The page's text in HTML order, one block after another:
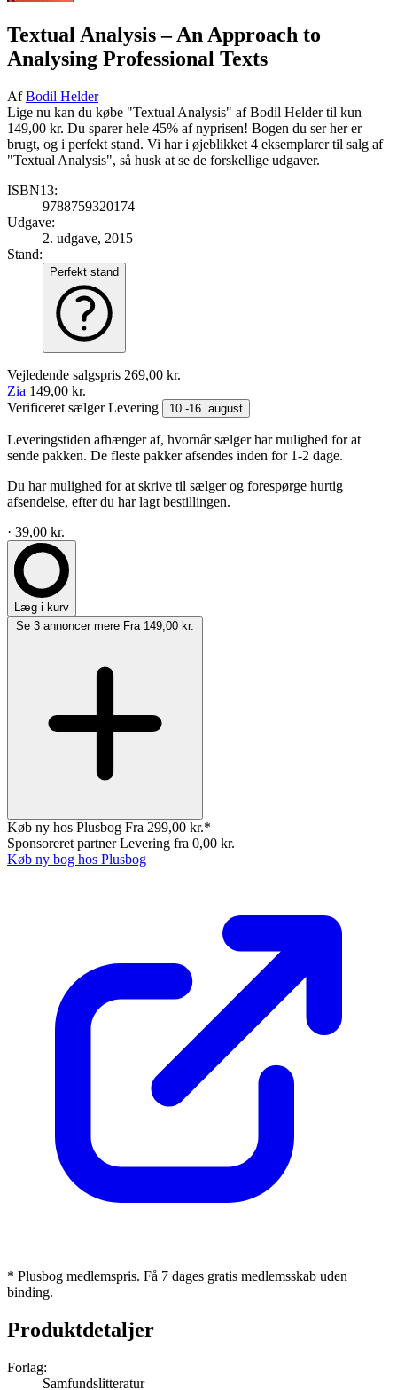
Textual Analysis– An Approach to
Analysing Professional Texts
AfBodil Helder
Lige nu kan du købe "Textual Analysis" af Bodil Helder til kun
149,00 kr. Du sparer hele 45% af nyprisen! Bogen du ser her er
brugt, og i perfekt stand. Vi har i øjeblikket 4 eksemplarer til salg af
"Textual Analysis", så husk at se de forskellige udgaver.
ISBN13:
9788759320174
Udgave:
2. udgave, 2015
Stand:
Perfekt stand
Vejledende salgspris 269,00 kr.
Zia 149,00 kr.
Verificeret sælgerLevering 10.-16. august
Leveringstiden afhænger af, hvornår sælger har mulighed for at
sende pakken. De fleste pakker afsendes inden for 1-2 dage.
Du har mulighed for at skrive til sælger og forespørge hurtig
afsendelse, efter du har lagt bestillingen.
· 39,00 kr.
Læg i kurv
Se 3 annoncer mere Fra 149,00 kr.
Køb ny hos Plusbog Fra 299,00 kr.*
Sponsoreret partnerLevering fra 0,00 kr.
Køb ny bog hos Plusbog
* Plusbog medlemspris. Få 7 dages gratis medlemsskab uden
binding.
Produktdetaljer
Forlag:
Samfundslitteratur